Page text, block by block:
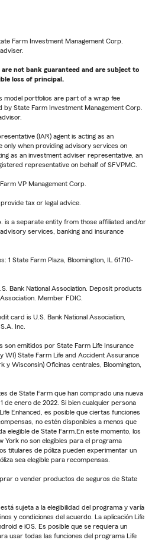
Farm Investment Management Corp.
not bank guaranteed and are subject to
loss of principal.
model portfolios are part of a wrap fee
State Farm Investment Management Corp.
(IAR) agent is acting as an
when providing advisory services on
as an investment adviser representative, an
representative on behalf of SFVPMC.
VP Management Corp.
tax or legal advice.
is a separate entity from those affiliated and/or
services, banking and insurance
1 State Farm Plaza, Bloomington, IL 61710-
Bank National Association. Deposit products
Member FDIC.
card is U.S. Bank National Association,
Inc.
son emitidos por State Farm Life Insurance
WI) State Farm Life and Accident Assurance
y Wisconsin) Oficinas centrales, Bloomington,
de State Farm que han comprado una nueva
de enero de 2022. Si bien cualquier persona
Enhanced, es posible que ciertas funciones
no estén disponibles a menos que
elegible de State Farm.En este momento, los
York no son elegibles para el programa
titulares de póliza pueden experimentar un
sea elegible para recompensas.
o vender productos de seguros de State
sujeta a la elegibilidad del programa y varía
y condiciones del acuerdo. La aplicación Life
e iOS. Es posible que se requiera un
usar todas las funciones del programa Life